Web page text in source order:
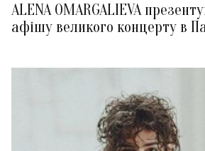
ALENA OMARGALIEVA
афішу великого концерту в